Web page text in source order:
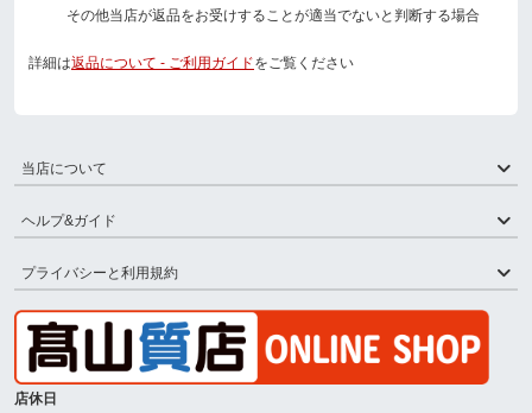
その他当店が返品をお受けすることが適当でないと判断する場合
詳細は返品について - ご利用ガイドをご覧ください
当店について
ヘルプ&ガイド
プライバシーと利用規約
店休日